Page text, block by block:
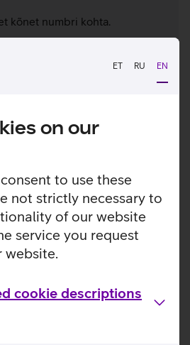
ET RU EN
on our
to use these
not strictly necessary to
of our website
service you request
cookie descriptions
kõnet numbri kohta.
- R2 liides (tk)
€/kuu
661,48
1227,10
€/kuu